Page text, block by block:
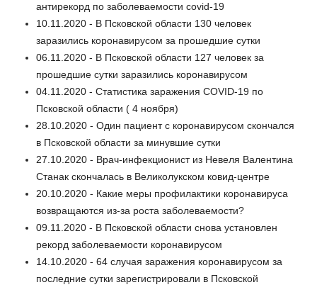
антирекорд по заболеваемости covid-19
10.11.2020 - В Псковской области 130 человек
заразились коронавирусом за прошедшие сутки
06.11.2020 - В Псковской области 127 человек за
прошедшие сутки заразились коронавирусом
04.11.2020 - Статистика заражения COVID-19 по
Псковской области ( 4 ноября)
28.10.2020 - Один пациент с коронавирусом скончался
в Псковской области за минувшие сутки
27.10.2020 - Врач-инфекционист из Невеля Валентина
Станак скончалась в Великолукском ковид-центре
20.10.2020 - Какие меры профилактики коронавируса
возвращаются из-за роста заболеваемости?
09.11.2020 - В Псковской области снова установлен
рекорд заболеваемости коронавирусом
14.10.2020 - 64 случая заражения коронавирусом за
последние сутки зарегистрировали в Псковской